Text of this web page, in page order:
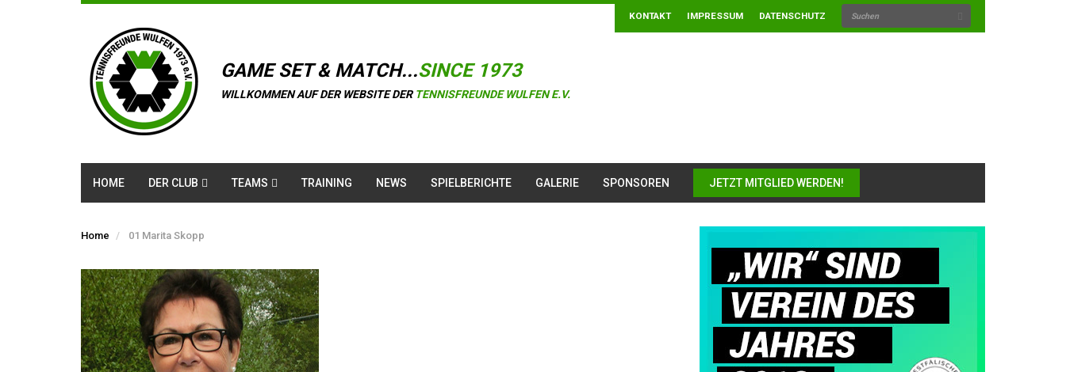
KONTAKT IMPRESSUM DATENSCHUTZ
GAME SET & MATCH...SINCE 1973
WILLKOMMEN AUF DER WEBSITE DER TENNISFREUNDE WULFEN E.V.
HOME DER CLUB TEAMS TRAINING NEWS SPIELBERICHTE GALERIE SPONSOREN JETZT MITGLIED WERDEN!
Home 01 Marita Skopp